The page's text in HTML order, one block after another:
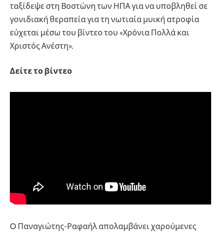
ταξίδεψε στη Βοστώνη των ΗΠΑ για να υποβληθεί σε
γονιδιακή θεραπεία για τη νωτιαία μυική ατροφία
εύχεται μέσω του βίντεο του «Χρόνια Πολλά και
Χριστός Ανέστη».
Δείτε το βίντεο
O Παναγιώτης-Ραφαήλ απολαμβάνει χαρούμενες